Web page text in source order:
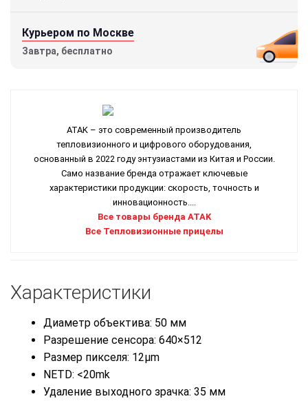
Курьером по Москве
Завтра, бесплатно
ATAK – это современный производитель
тепловизионного и цифрового оборудования,
основанный в 2022 году энтузиастами из Китая и России.
Само название бренда отражает ключевые
характеристики продукции: скорость, точность и
инновационность....
Все товары бренда ATAK
Все Тепловизионные прицелы
Характеристики
Диаметр объектива: 50 мм
Разрешение сенсора: 640×512
Размер пикселя: 12μm
NETD: <20mk
Удаление выходного зрачка: 35 мм